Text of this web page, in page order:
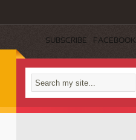
SUBSCRIBE FACEBOOK